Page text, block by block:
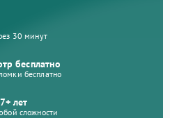
30 минут
бесплатно
бесплатно
лет
сложности